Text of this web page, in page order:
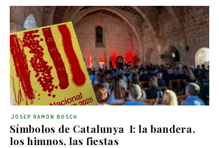
Símbolos de Catalunya I: la bandera,
los himnos, las fiestas
JOSEP RAMÓN BOSCH